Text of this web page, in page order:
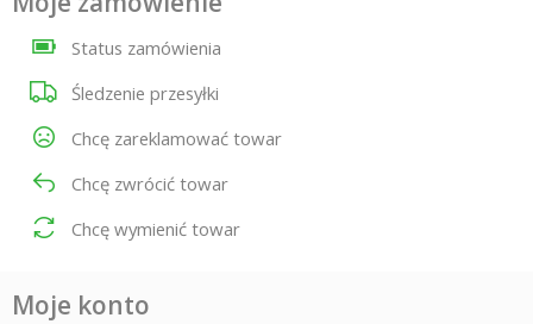
Status zamówienia
Śledzenie przesyłki
Chcę zareklamować towar
Chcę zwrócić towar
Chcę wymienić towar
Moje konto